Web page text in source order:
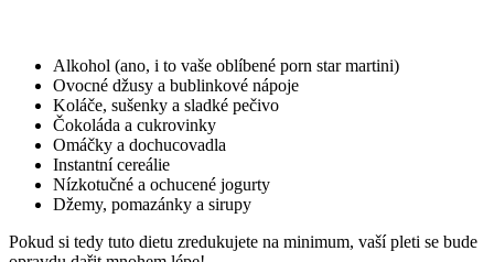
Alkohol (ano, i to vaše oblíbené porn star martini)
Ovocné džusy a bublinkové nápoje
Koláče, sušenky a sladké pečivo
Čokoláda a cukrovinky
Omáčky a dochucovadla
Instantní cereálie
Nízkotučné a ochucené jogurty
Džemy, pomazánky a sirupy
Pokud si tedy tuto dietu zredukujete na minimum, vaší pleti se bude